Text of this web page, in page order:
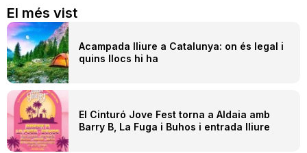
El més vist
Acampada lliure a Catalunya: on és legal i
quins llocs hi ha
El Cinturó Jove Fest torna a Aldaia amb
Barry B, La Fuga i Buhos i entrada lliure